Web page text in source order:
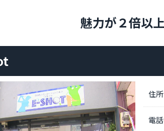
魅力が２倍以
住所
電